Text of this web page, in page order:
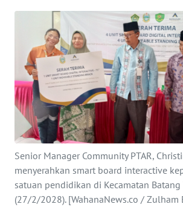
Senior Manager Community PTAR,
menyerahkan smart board interactive
satuan pendidikan di Kecamatan Batang
(27/2/2028). [WahanaNews.co / Zulham
OPINI
INDEKS
BERITA
KONTAK
KAMI
INFO
IKLAN
TENTANG